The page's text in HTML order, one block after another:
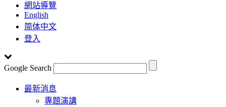
網站導覽
English
简体中文
登入
Google Search
Toggle
navigation
最新消息
專題演講